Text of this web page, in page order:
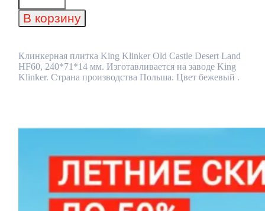
плитка
King
Castle
Desert
Land
В корзину
Клинкерная плитка King Klinker Old Castle Desert Land
HF60, 240*71*14 мм. Изготавливается на заводе King
Klinker. Страна производства Польша. Цвет бежевый .